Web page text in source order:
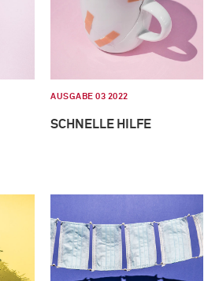
AUSGABE 03 2022
SCHNELLE HILFE